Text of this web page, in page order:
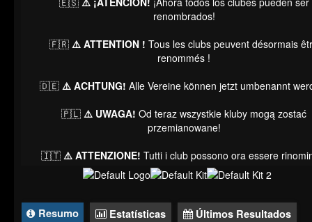
renombrados!
🇫🇷 ⚠️ ATTENTION ! Tous les clubs peuvent désormais
renommés !
🇩🇪 ⚠️ ACHTUNG! Alle Vereine können jetzt umbenannt
🇵🇱 ⚠️ UWAGA! Od teraz wszystkie kluby mogą zostać
przemianowane!
🇮🇹 ⚠️ ATTENZIONE! Tutti i club possono ora essere
Resumo Estatísticas
Últimos Resultados